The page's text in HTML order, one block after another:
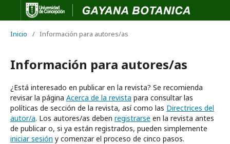
Inicio / Información para autores/as
Información para autores/as
¿Está interesado en publicar en la revista? Se recomienda
revisar la página Acerca de la revista para consultar las
políticas de sección de la revista, así como las Directrices del
autor/a. Los autores/as deben registrarse en la revista antes
de publicar o, si ya están registrados, pueden simplemente
iniciar sesión y comenzar el proceso de cinco pasos.